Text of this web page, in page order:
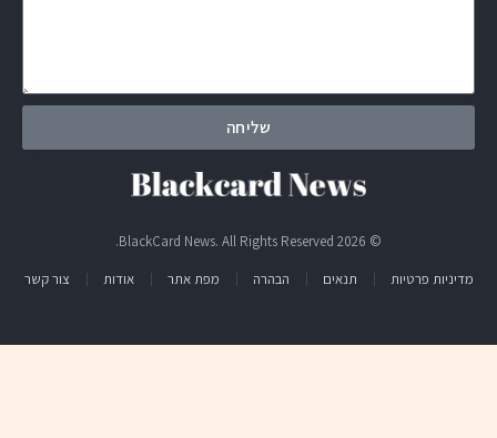
שליחה
© 2026 BlackCard News. All Rights Reserved.
מדיניות פרטיות
תנאים הבהרה מפת אתר אודות צור קשר